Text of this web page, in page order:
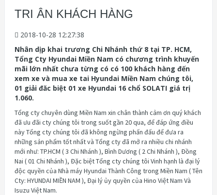
TRI ÂN KHÁCH HÀNG
2018-10-28 12:27:38
Nhân dịp khai trương Chi Nhánh thứ 8 tại TP. HCM,
Tổng Cty Hyundai Miền Nam có chương trình khuyến
mãi lớn nhất chưa từng có có 100 khách hàng đến
xem xe và mua xe tai Hyundai Miền Nam chúng tôi,
01 giải đăc biệt 01 xe Hyundai 16 chổ SOLATI giá trị
1.060.
Tổng cty chuyên dùng Miền Nam xin chân thành cảm ơn quý khách
đã ưu đãi cty chúng tôi trong suốt gần 20 qua, để đáp ứng điều
này Tổng cty chúng tôi đã không ngừng phấn đấu để đưa ra
những sản phẩm tốt nhất và Tổng cty đã mở ra nhiều chi nhánh
mới như: TP.HCM ( 3 Chi Nhánh ), Bình Dương ( 2 Chi Nhánh ), Đồng
Nai ( 01 Chi Nhánh ), Đặc biệt Tổng cty chúng tôi Vinh hạnh là đại lý
độc quyền của Nhà máy Hyundai Thành Công trong Miền Nam ( Tên
Cty: HYUNDAI MIỀN NAM ), Đại lý ủy quyền của Hino Việt Nam Và
Isuzu Việt Nam.